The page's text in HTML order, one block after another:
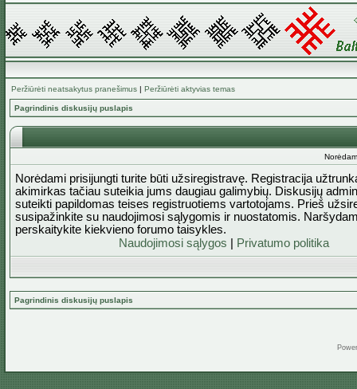
Peržiūrėti neatsakytus pranešimus | Peržiūrėti aktyvias temas
Pagrindinis diskusijų puslapis
Norėdami prisijungti turite būti užsiregistravę. Registracija
akimirkas tačiau suteikia jums daugiau galimybių. Diskusijų
suteikti papildomas teises registruotiems vartotojams. Prieš
susipažinkite su naudojimosi sąlygomis ir nuostatomis.
perskaitykite kiekvieno forumo taisykles.
Naudojimosi sąlygos
Privatumo politika
Pagrindinis diskusijų puslapis